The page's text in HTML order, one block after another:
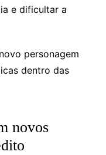
e dificultar a
personagem
dentro das
novos